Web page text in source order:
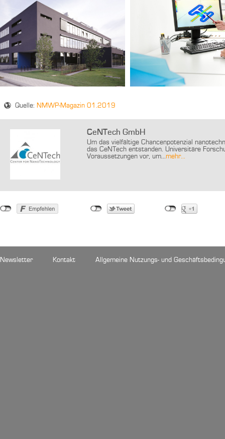
Quelle: NMWP-Magazin 01.2019
CeNTech GmbH
Um das vielfältige Chancenpotenzial
das CeNTech entstanden. Universitäre
Voraussetzungen vor, um...mehr...
Newsletter Kontakt Allgemeine Nutzungs- und